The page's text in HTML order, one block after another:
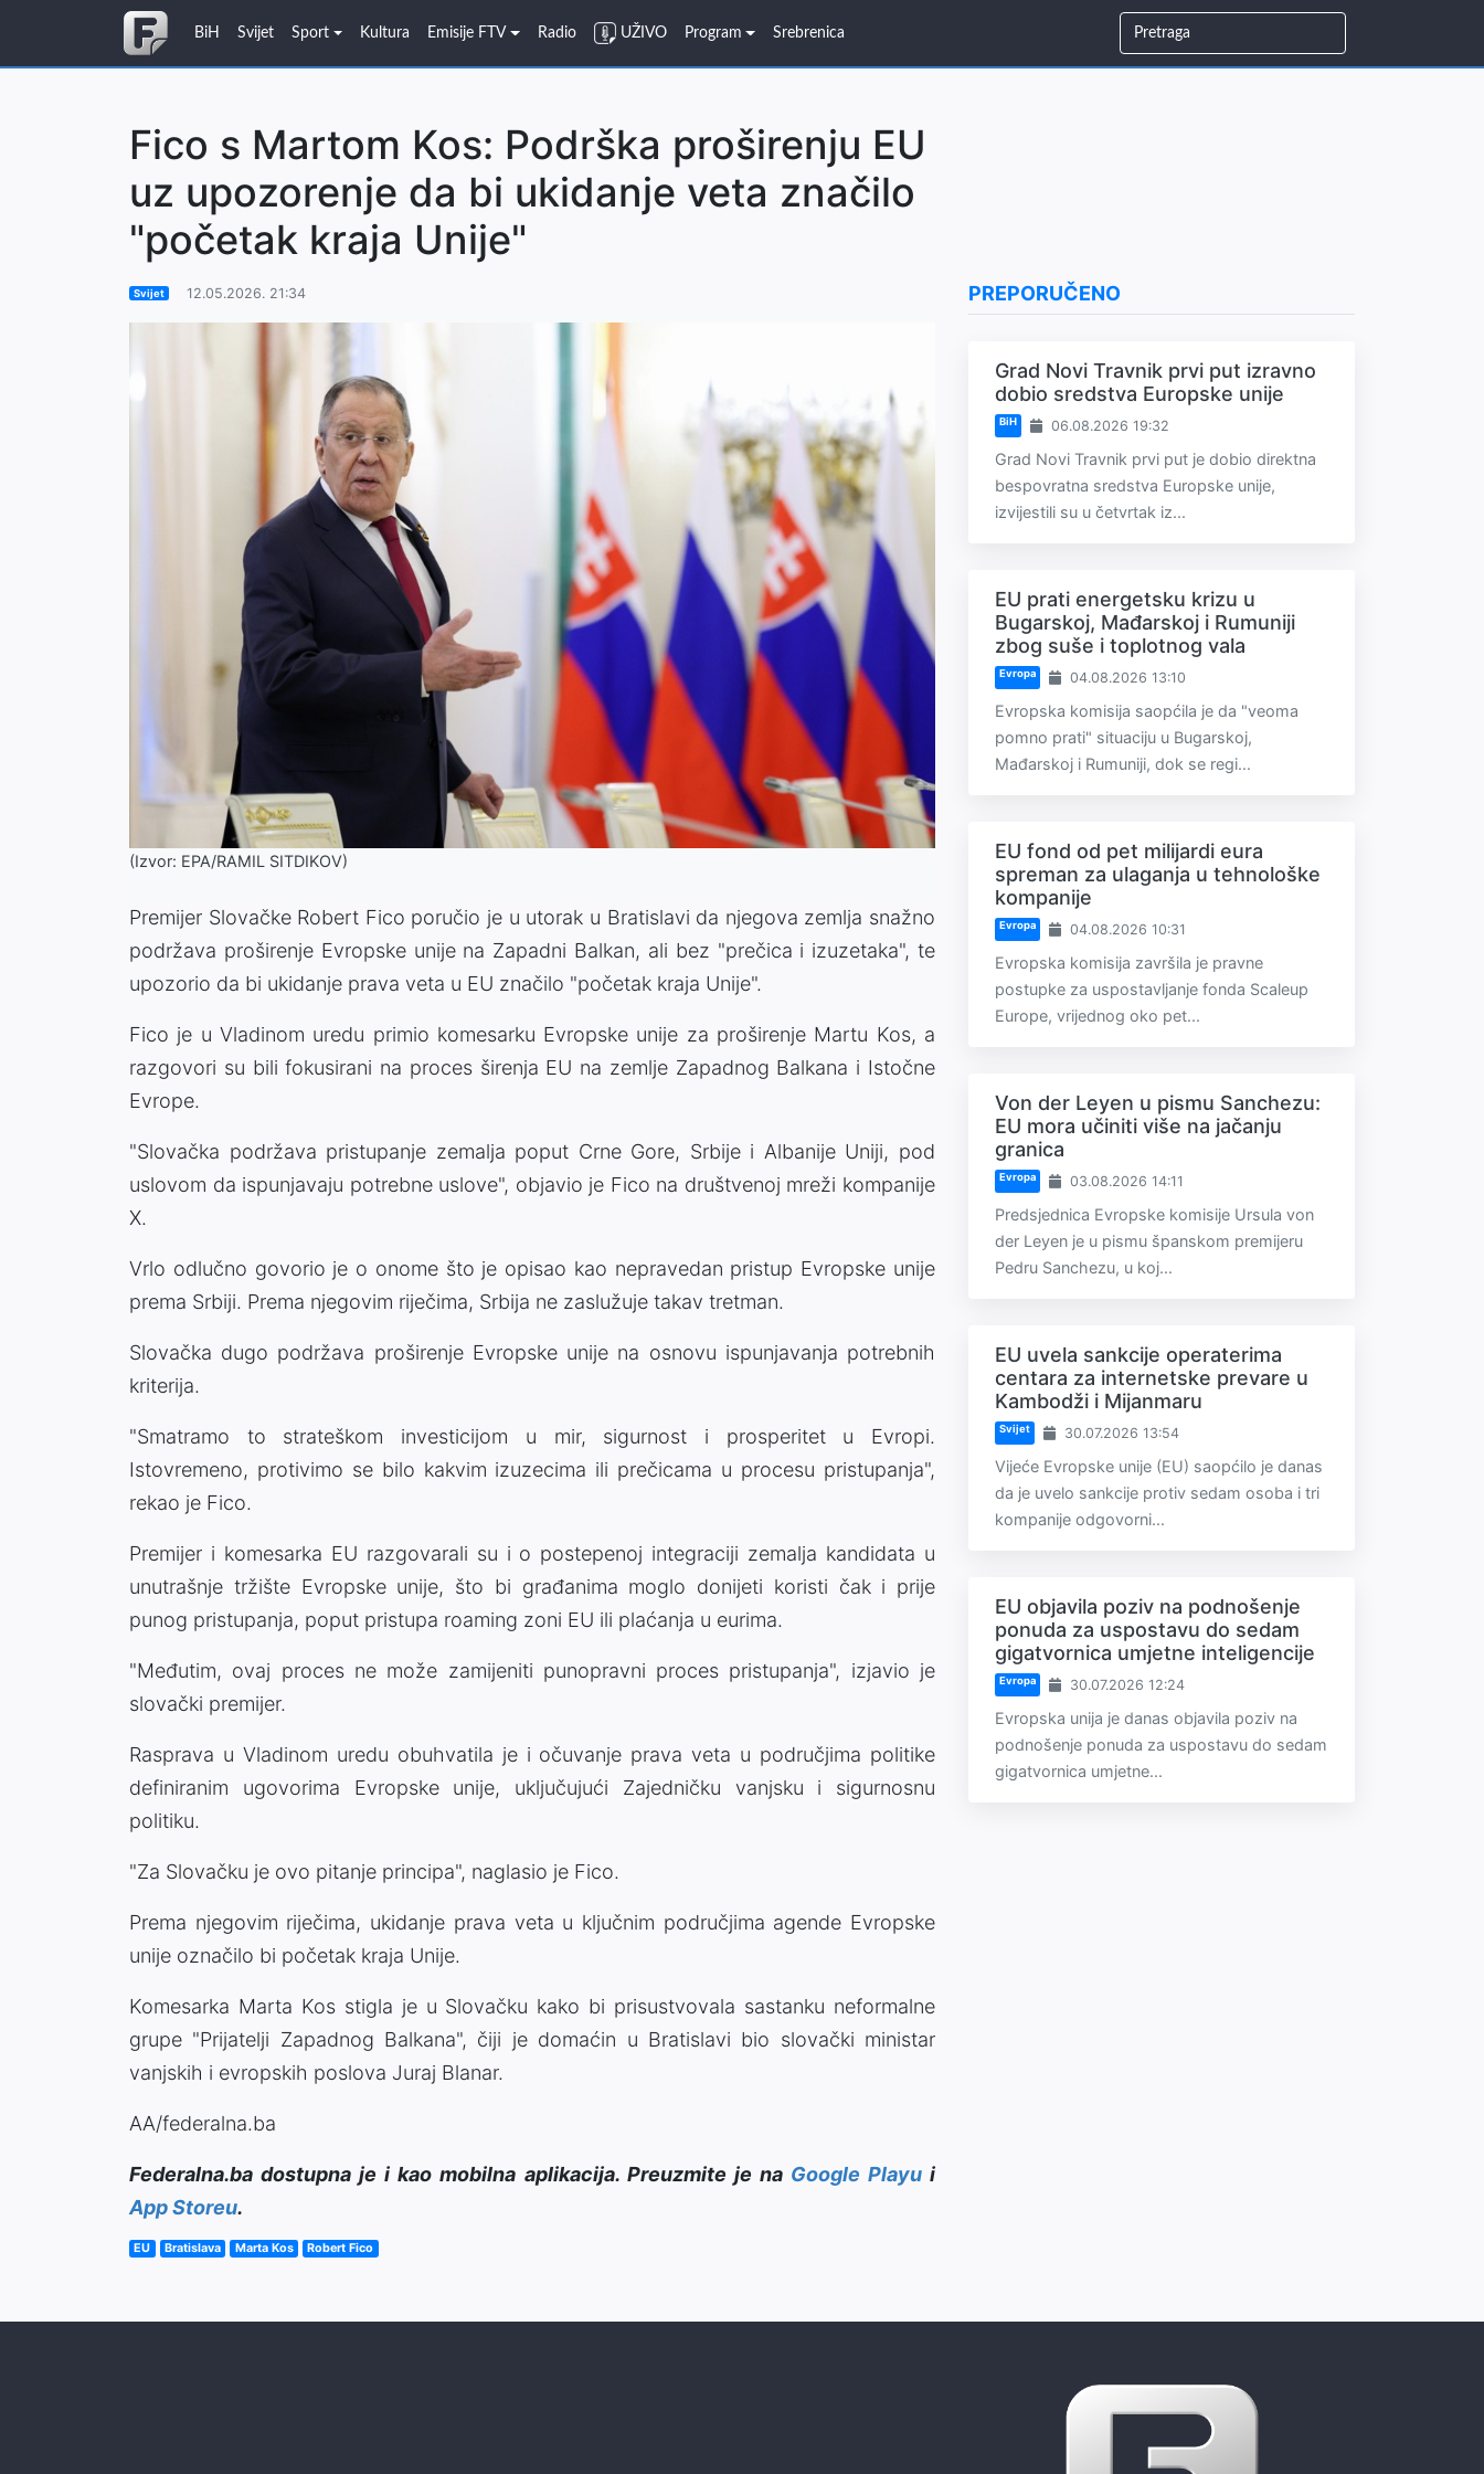
BiH Svijet Sport Kultura Emisije FTV Radio UŽIVO Program Srebrenica
Fico s Martom Kos: Podrška proširenju EU
uz upozorenje da bi ukidanje veta značilo
"početak kraja Unije"
Svijet 12.05.2026. 21:34
(Izvor: EPA/RAMIL SITDIKOV)
Premijer Slovačke Robert Fico poručio je u utorak u Bratislavi da njegova zemlja snažno
podržava proširenje Evropske unije na Zapadni Balkan, ali bez "prečica i izuzetaka", te
upozorio da bi ukidanje prava veta u EU značilo "početak kraja Unije".
Fico je u Vladinom uredu primio komesarku Evropske unije za proširenje Martu Kos, a
razgovori su bili fokusirani na proces širenja EU na zemlje Zapadnog Balkana i Istočne
Evrope.
"Slovačka podržava pristupanje zemalja poput Crne Gore, Srbije i Albanije Uniji, pod
uslovom da ispunjavaju potrebne uslove", objavio je Fico na društvenoj mreži kompanije
X.
Vrlo odlučno govorio je o onome što je opisao kao nepravedan pristup Evropske unije
prema Srbiji. Prema njegovim riječima, Srbija ne zaslužuje takav tretman.
Slovačka dugo podržava proširenje Evropske unije na osnovu ispunjavanja potrebnih
kriterija.
"Smatramo to strateškom investicijom u mir, sigurnost i prosperitet u Evropi.
Istovremeno, protivimo se bilo kakvim izuzecima ili prečicama u procesu pristupanja",
rekao je Fico.
Premijer i komesarka EU razgovarali su i o postepenoj integraciji zemalja kandidata u
unutrašnje tržište Evropske unije, što bi građanima moglo donijeti koristi čak i prije
punog pristupanja, poput pristupa roaming zoni EU ili plaćanja u eurima.
"Međutim, ovaj proces ne može zamijeniti punopravni proces pristupanja", izjavio je
slovački premijer.
Rasprava u Vladinom uredu obuhvatila je i očuvanje prava veta u područjima politike
definiranim ugovorima Evropske unije, uključujući Zajedničku vanjsku i sigurnosnu
politiku.
"Za Slovačku je ovo pitanje principa", naglasio je Fico.
Prema njegovim riječima, ukidanje prava veta u ključnim područjima agende Evropske
unije označilo bi početak kraja Unije.
Komesarka Marta Kos stigla je u Slovačku kako bi prisustvovala sastanku neformalne
grupe "Prijatelji Zapadnog Balkana", čiji je domaćin u Bratislavi bio slovački ministar
vanjskih i evropskih poslova Juraj Blanar.
AA/federalna.ba
Federalna.ba dostupna je i kao mobilna aplikacija. Preuzmite je na Google Playui
App Storeu.
EU Bratislava Marta Kos Robert Fico
PREPORUČENO
Grad Novi Travnik prvi put izravno
dobio sredstva Europske unije
BiH 06.08.2026 19:32
Grad Novi Travnik prvi put je dobio direktna
bespovratna sredstva Europske unije,
izvijestili su u četvrtak iz...
EU prati energetsku krizu u
Bugarskoj, Mađarskoj i Rumuniji
zbog suše i toplotnog vala
Evropa 04.08.2026 13:10
Evropska komisija saopćila je da "veoma
pomno prati" situaciju u Bugarskoj,
Mađarskoj i Rumuniji, dok se regi...
EU fond od pet milijardi eura
spreman za ulaganja u tehnološke
kompanije
Evropa 04.08.2026 10:31
Evropska komisija završila je pravne
postupke za uspostavljanje fonda Scaleup
Europe, vrijednog oko pet...
Von der Leyen u pismu Sanchezu:
EU mora učiniti više na jačanju
granica
Evropa 03.08.2026 14:11
Predsjednica Evropske komisije Ursula von
der Leyen je u pismu španskom premijeru
Pedru Sanchezu, u koj...
EU uvela sankcije operaterima
centara za internetske prevare u
Kambodži i Mijanmaru
Svijet 30.07.2026 13:54
Vijeće Evropske unije (EU) saopćilo je danas
da je uvelo sankcije protiv sedam osoba i tri
kompanije odgovorni...
EU objavila poziv na podnošenje
ponuda za uspostavu do sedam
gigatvornica umjetne inteligencije
Evropa 30.07.2026 12:24
Evropska unija je danas objavila poziv na
podnošenje ponuda za uspostavu do sedam
gigatvornica umjetne...